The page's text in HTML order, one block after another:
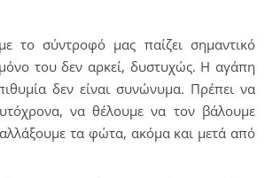
το σύντροφό μας παίζει σημαντικό
του δεν αρκεί, δυστυχώς. Η αγάπη
δεν είναι συνώνυμα. Πρέπει να
να θέλουμε να τον βάλουμε
τα φώτα, ακόμα και μετά από